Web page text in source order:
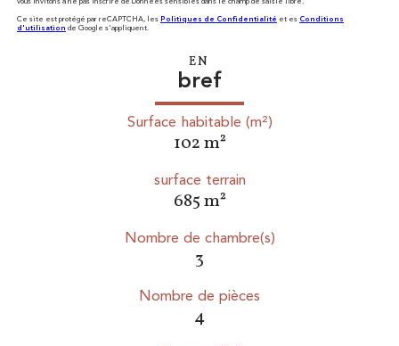
vous invitons à ne pas inscrire de Données sensibles dans le champ de saisie libre.
Ce site est protégé par reCAPTCHA, les Politiques de Confidentialité et es Conditions
d'utilisation de Google s'appliquent.
EN
bref
Surface habitable (m²)
102 m²
surface terrain
685 m²
Nombre de chambre(s)
3
Nombre de pièces
4